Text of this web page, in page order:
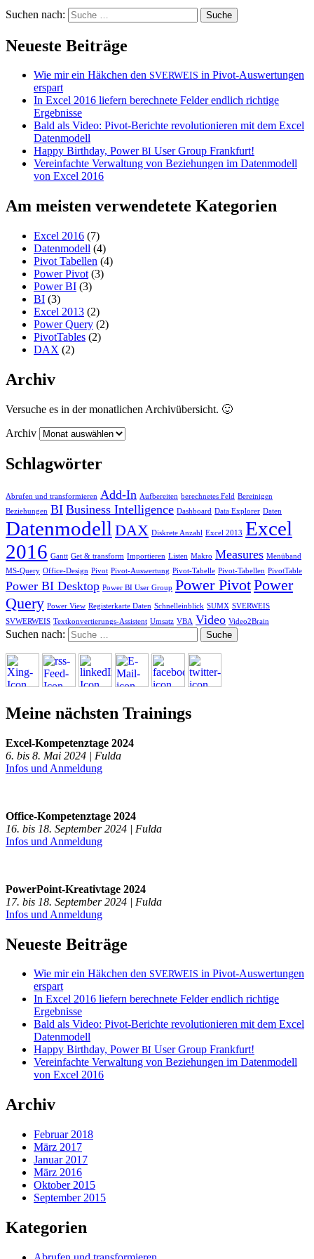
Suchen nach:
Neueste Beiträge
Wie mir ein Häkchen den SVERWEIS in Pivot-Auswertungen
erspart
In Excel 2016 liefern berechnete Felder endlich richtige
Ergebnisse
Bald als Video: Pivot-Berichte revolutionieren mit dem Excel
Datenmodell
Happy Birthday, PowerBI User Group Frankfurt!
Vereinfachte Verwaltung von Beziehungen im Datenmodell
von Excel 2016
Am meisten verwendetete Kategorien
Excel 2016 (7)
Datenmodell (4)
Pivot Tabellen (4)
Power Pivot (3)
Power BI (3)
BI (3)
Excel 2013 (2)
Power Query (2)
PivotTables (2)
DAX (2)
Archiv
Versuche es in der monatlichen Archivübersicht. 🙂
Archiv
Schlagwörter
Abrufen und transformieren Add-In Aufbereiten berechnetes Feld Bereinigen
Beziehungen BI Business Intelligence Dashboard Data Explorer Daten
Datenmodell DAX Diskrete Anzahl Excel 2013 Excel
2016 Gantt Get & transform Importieren Listen Makro Measures Menüband
MS-Query Office-Design Pivot Pivot-Auswertung Pivot-Tabelle Pivot-Tabellen PivotTable
Power BI Desktop Power BI User Group Power PivotPower
Query Power View Registerkarte Daten Schnelleinblick SUMX SVERWEIS
SVWERWEIS Textkonvertierungs-Assistent Umsatz VBA Video Video2Brain
Suchen nach:
Meine nächsten Trainings
Excel-Kompetenztage 2024
6. bis 8. Mai 2024 | Fulda
Infos und Anmeldung
Office-Kompetenztage 2024
16. bis 18. September 2024 | Fulda
Infos und Anmeldung
PowerPoint-Kreativtage 2024
17. bis 18. September 2024 | Fulda
Infos und Anmeldung
Neueste Beiträge
Wie mir ein Häkchen den SVERWEIS in Pivot-Auswertungen
erspart
In Excel 2016 liefern berechnete Felder endlich richtige
Ergebnisse
Bald als Video: Pivot-Berichte revolutionieren mit dem Excel
Datenmodell
Happy Birthday, PowerBI User Group Frankfurt!
Vereinfachte Verwaltung von Beziehungen im Datenmodell
von Excel 2016
Archiv
Februar 2018
März 2017
Januar 2017
März 2016
Oktober 2015
September 2015
Kategorien